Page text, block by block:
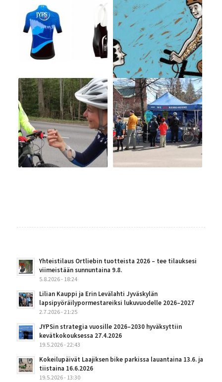
Yhteistilaus Ortliebin tuotteista 2026 – tee tilauksesi
viimeistään sunnuntaina 9.8.
5.8.2026 - 18:24
Lilian Kauppi ja Erin Levälahti Jyväskylän
lapsipyöräilypormestareiksi lukuvuodelle 2026–2027
2.7.2026 - 21:25
JYPSin strategia vuosille 2026–2030 hyväksyttiin
kevätkokouksessa 27.4.2026
19.5.2026 - 22:43
Kokeilupäivät Laajiksen bike parkissa lauantaina 13.6. ja
tiistaina 16.6.2026
19.5.2026 - 13:30